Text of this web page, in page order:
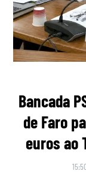
Bancada
de Faro
euros ao